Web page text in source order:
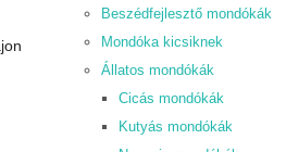
Beszédfejlesztő mondókák
Mondóka kicsiknek
Állatos mondókák
Cicás mondókák
Kutyás mondókák